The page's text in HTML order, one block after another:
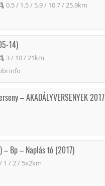
0.5 / 1.5 / 5.9 / 10.7 / 25.9km
14)
3 / 10 / 21km
info
– AKADÁLYVERSENYEK 2017
– Bp – Naplás tó (2017)
1 / 2 / 5x2km